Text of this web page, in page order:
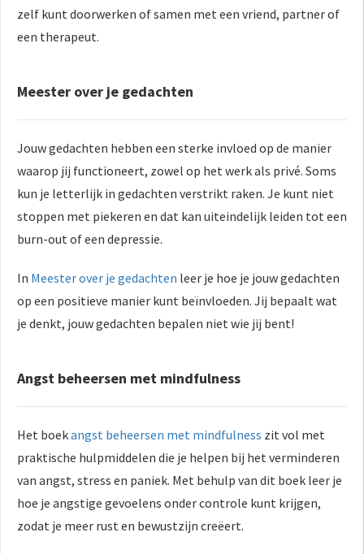
zelf kunt doorwerken of samen met een vriend, partner of
een therapeut.
Meester over je gedachten
Jouw gedachten hebben een sterke invloed op de manier
waarop jij functioneert, zowel op het werk als privé. Soms
kun je letterlijk in gedachten verstrikt raken. Je kunt niet
stoppen met piekeren en dat kan uiteindelijk leiden tot een
burn-out of een depressie.
In Meester over je gedachten leer je hoe je jouw gedachten
op een positieve manier kunt beïnvloeden. Jij bepaalt wat
je denkt, jouw gedachten bepalen niet wie jij bent!
Angst beheersen met mindfulness
Het boekangst beheersen met mindfulness zit vol met
praktische hulpmiddelen die je helpen bij het verminderen
van angst, stress en paniek. Met behulp van dit boek leer je
hoe je angstige gevoelens onder controle kunt krijgen,
zodat je meer rust en bewustzijn creëert.